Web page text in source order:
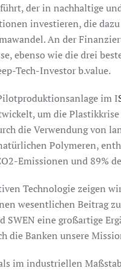
der in nachhaltige
investieren, die
An der
ebenso wie die drei
Tech-Investor b.value.
im I
um die
die Verwendung von
Polymeren,
Emissionen und 89%
Technologie zeigen
wesentlichen Beitrag
SWEN eine großartige
die Banken unsere
im industriellen